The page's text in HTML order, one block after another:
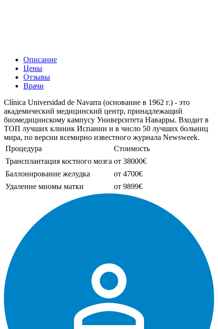
Описание
Цены
Отзывы
Врачи
Clínica Universidad de Navarra (основание в 1962 г.) - это
академический медицинский центр, принадлежащий
биомедицинскому кампусу Университета Наварры. Входит в
ТОП лучших клиник Испании и в число 50 лучших больниц
мира, по версии всемирно известного журнала Newsweek.
Процедура
Стоимость
Трансплантация костного мозга от 38000€
Баллонирование желудка
от 4700€
Удаление миомы матки
от 9899€